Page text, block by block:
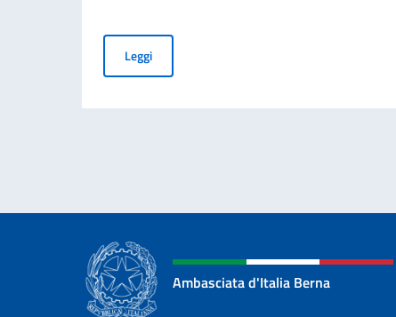
LeggiSettimana della Cucina Italiana nel Mondo
Ambasciata d'Italia Berna